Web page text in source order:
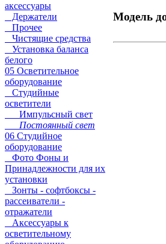
аксессуары
Держатели
Прочее
Чистящие средства
Установка баланса
белого
05 Осветительное
оборудование
Студийные
осветители
Импульсный свет
Постоянный свет
06 Студийное
оборудование
Фото Фоны и
Принадлежности для их
установки
Зонты - софтбоксы -
рассеиватели -
отражатели
Аксессуары к
осветительному
Модель